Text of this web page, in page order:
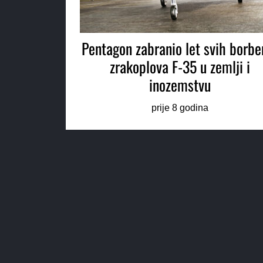
Pentagon zabranio let svih
zrakoplova F-35 u zemlji i
inozemstvu
prije 8 godina